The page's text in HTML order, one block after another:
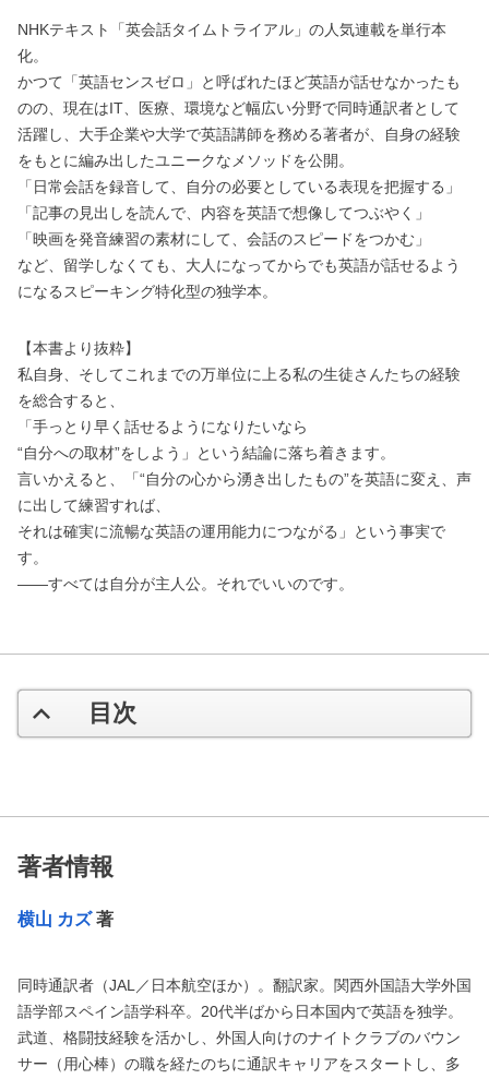
NHKテキスト「英会話タイムトライアル」の人気連載を単行本
化。
かつて「英語センスゼロ」と呼ばれたほど英語が話せなかったも
のの、現在はIT、医療、環境など幅広い分野で同時通訳者として
活躍し、大手企業や大学で英語講師を務める著者が、自身の経験
をもとに編み出したユニークなメソッドを公開。
「日常会話を録音して、自分の必要としている表現を把握する」
「記事の見出しを読んで、内容を英語で想像してつぶやく」
「映画を発音練習の素材にして、会話のスピードをつかむ」
など、留学しなくても、大人になってからでも英語が話せるよう
になるスピーキング特化型の独学本。
【本書より抜粋】
私自身、そしてこれまでの万単位に上る私の生徒さんたちの経験
を総合すると、
「手っとり早く話せるようになりたいなら
“自分への取材”をしよう」という結論に落ち着きます。
言いかえると、「“自分の心から湧き出したもの”を英語に変え、声
に出して練習すれば、
それは確実に流暢な英語の運用能力につながる」という事実で
す。
――すべては自分が主人公。それでいいのです。
目次
著者情報
横山 カズ著
同時通訳者（JAL／日本航空ほか）。翻訳家。関西外国語大学外国
語学部スペイン語学科卒。20代半ばから日本国内で英語を独学。
武道、格闘技経験を活かし、外国人向けのナイトクラブのバウン
サー（用心棒）の職を経たのちに通訳キャリアをスタートし、多